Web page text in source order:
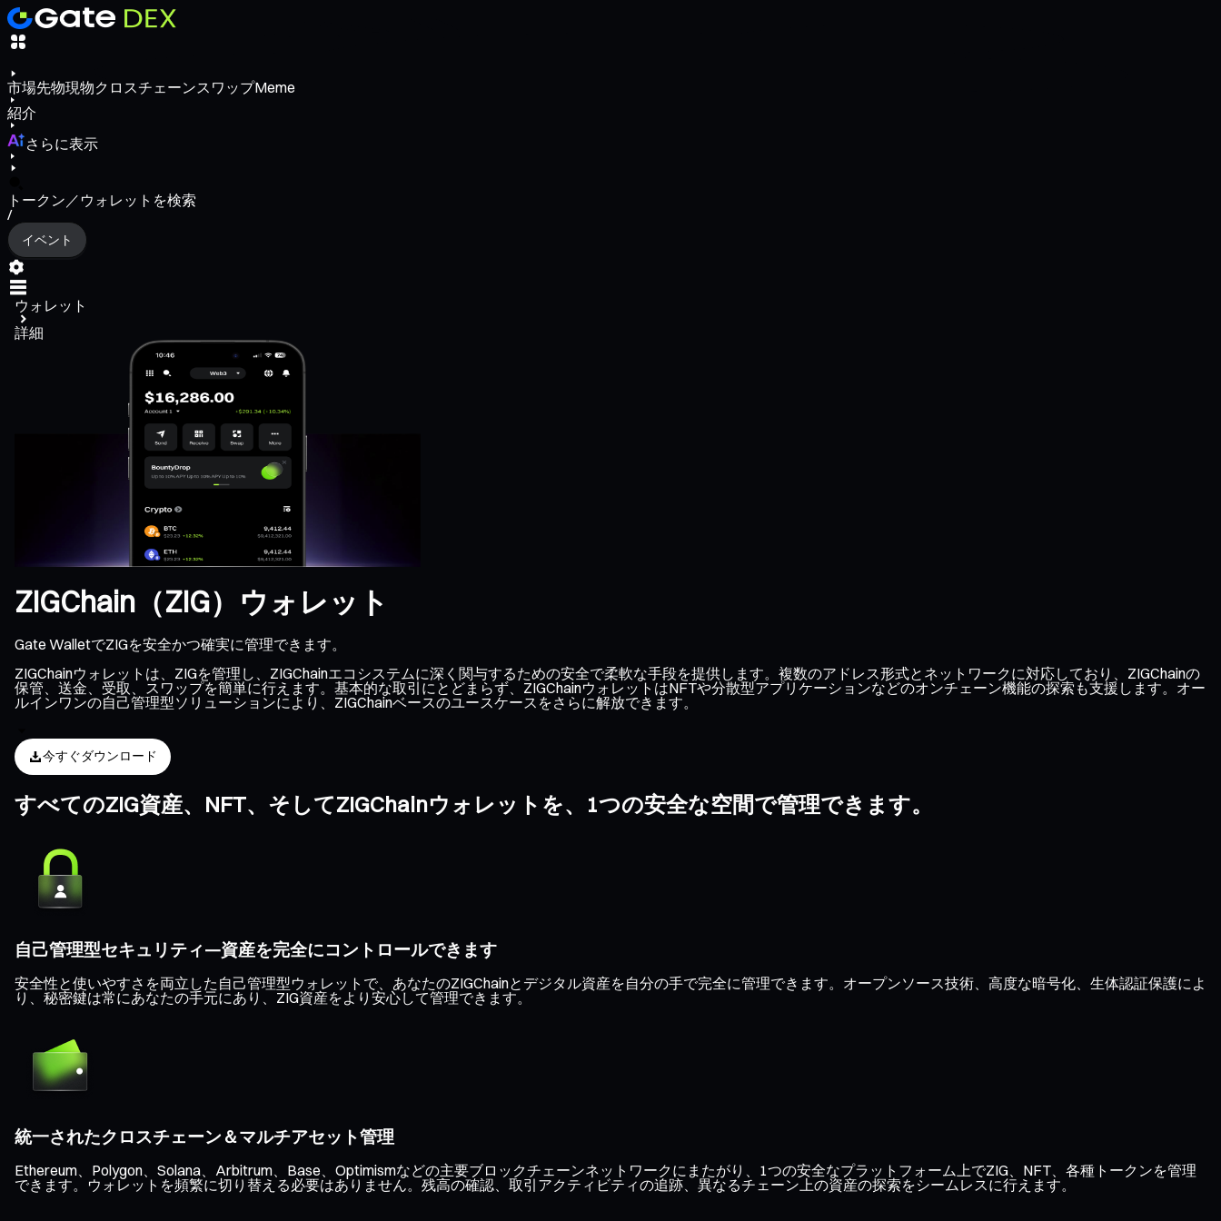
市場先物現物クロスチェーンスワップMeme
紹介
さらに表示
トークン／ウォレットを検索
/
イベント
ウォレット
詳細
ZIGChain（ZIG）ウォレット
Gate WalletでZIGを安全かつ確実に管理できます。
ZIGChainウォレットは、ZIGを管理し、ZIGChainエコシステムに深く関与するための安全で柔軟な手段を提供します。複数のアドレス形式とネットワークに対応しており、ZIGChainの
保管、送金、受取、スワップを簡単に行えます。基本的な取引にとどまらず、ZIGChainウォレットはNFTや分散型アプリケーションなどのオンチェーン機能の探索も支援します。オー
ルインワンの自己管理型ソリューションにより、ZIGChainベースのユースケースをさらに解放できます。
今すぐダウンロード
すべてのZIG資産、NFT、そしてZIGChainウォレットを、1つの安全な空間で管理できます。
自己管理型セキュリティ—資産を完全にコントロールできます
安全性と使いやすさを両立した自己管理型ウォレットで、あなたのZIGChainとデジタル資産を自分の手で完全に管理できます。オープンソース技術、高度な暗号化、生体認証保護によ
り、秘密鍵は常にあなたの手元にあり、ZIG資産をより安心して管理できます。
統一されたクロスチェーン＆マルチアセット管理
Ethereum、Polygon、Solana、Arbitrum、Base、Optimismなどの主要ブロックチェーンネットワークにまたがり、1つの安全なプラットフォーム上でZIG、NFT、各種トークンを管理
できます。ウォレットを頻繁に切り替える必要はありません。残高の確認、取引アクティビティの追跡、異なるチェーン上の資産の探索をシームレスに行えます。